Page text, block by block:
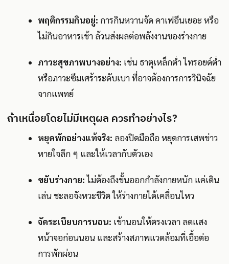
พฤติกรรมกินอยู่: การกินหวานจัด คาเฟอีนเยอะ หรือ
ไม่กินอาหารเช้า ล้วนส่งผลต่อพลังงานของร่างกาย
ภาวะสุขภาพบางอย่าง: เช่น ธาตุเหล็กต่ำ ไทรอยด์ต่ำ
หรือภาวะซึมเศร้าระดับเบา ที่อาจต้องการการวินิจฉัย
จากแพทย์
ถ้าเหนื่อยโดยไม่มีเหตุผล ควรทำอย่างไร?
หยุดพักอย่างแท้จริง: ลองปิดมือถือ หยุดการเสพข่าว
หายใจลึก ๆ และให้เวลากับตัวเอง
ขยับร่างกาย:ไม่ต้องถึงขั้นออกกำลังกายหนัก แค่เดิน
เล่น ชะลอจังหวะชีวิต ให้ร่างกายได้เคลื่อนไหว
จัดระเบียบการนอน: เข้านอนให้ตรงเวลา ลดแสง
หน้าจอก่อนนอน และสร้างสภาพแวดล้อมที่เอื้อต่อ
การพักผ่อน